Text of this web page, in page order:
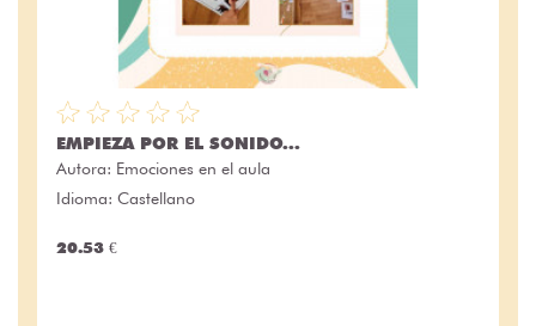
EMPIEZA POR EL SONIDO...
Autora: Emociones en el aula
Idioma: Castellano
20.53 €